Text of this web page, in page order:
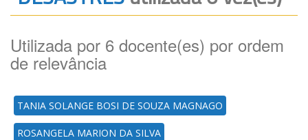
Canais
Utilizada por 6 docente(es) por ordem
de relevância
TANIA SOLANGE BOSI DE SOUZA MAGNAGO
ROSANGELA MARION DA SILVA